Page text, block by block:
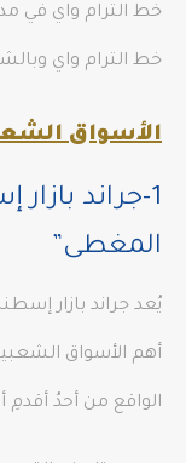
خط الترام واي في
خط الترام واي
الأسواق
1-جراند
المغطى”
أهم الأسواق
الواقع من أحدُ أقدمِ